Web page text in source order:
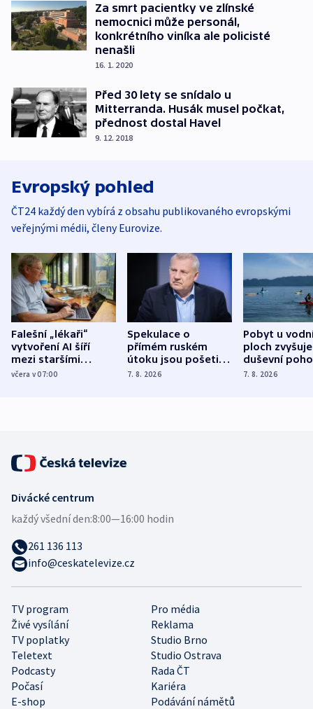
Za smrt pacientky ve zlínské
nemocnici může personál,
konkrétního viníka ale policisté
nenašli
16. 1. 2020
Před 30 lety se snídalo u
Mitterranda. Husák musel počkat,
přednost dostal Havel
9. 12. 2018
Evropský pohled
ČT24 každý den vybírá z obsahu publikovaného evropskými
veřejnými médii, členy Eurovize.
Falešní „lékaři“
vytvoření AI šíří
mezi staršími
Poláky nebezpečné
včera v 07:00
Spekulace o
přímém ruském
útoku jsou pošetilé,
míní estonský
7. 8. 2026
Pobyt u
ploch zvyšuje
duševní
ukázala
7. 8. 2026
TV program
Pro média
Živé vysílání
Reklama
TV poplatky
Studio Brno
Teletext
Studio Ostrava
Podcasty
Rada ČT
Počasí
Kariéra
E-shop
Podávání námětů
Divácké centrum
každý všední den:8:00—16:00 hodin
261 136 113
info@ceskatelevize.cz